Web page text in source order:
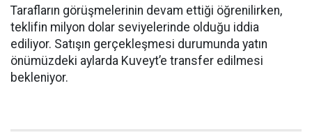
Tarafların görüşmelerinin devam ettiği öğrenilirken,
teklifin milyon dolar seviyelerinde olduğu iddia
ediliyor. Satışın gerçekleşmesi durumunda yatın
önümüzdeki aylarda Kuveyt’e transfer edilmesi
bekleniyor.